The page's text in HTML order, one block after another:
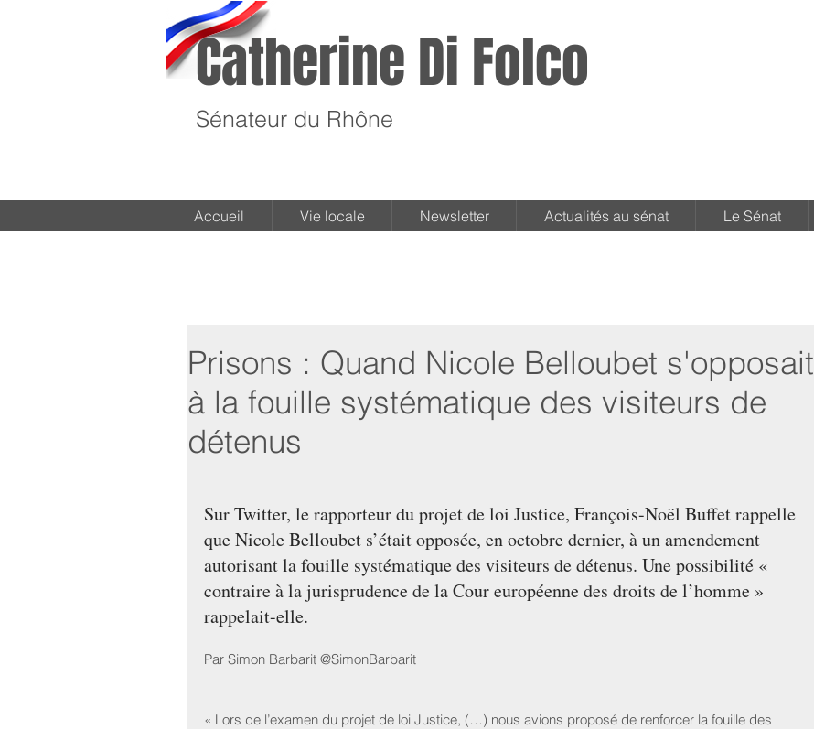
Catherine Di Folco
Sénateur du Rhône
Accueil Vie locale Newsletter Actualités au sénat Le Sénat
Prisons : Quand Nicole Belloubet s'opposait
à la fouille systématique des visiteurs de
détenus
Sur Twitter, le rapporteur du projet de loi Justice, François-Noël Buffet rappelle
que Nicole Belloubet s’était opposée, en octobre dernier, à un amendement
autorisant la fouille systématique des visiteurs de détenus. Une possibilité «
contraire à la jurisprudence de la Cour européenne des droits de l’homme »
rappelait-elle.
Par Simon Barbarit @SimonBarbarit
« Lors de l’examen du projet de loi Justice, (…) nous avions proposé de renforcer la fouille des